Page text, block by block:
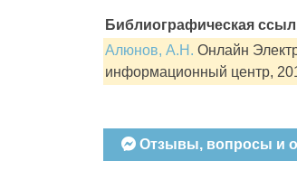
Библиографическая
Алюнов, А.Н. Онлайн
информационный центр,
Отзывы, вопросы и